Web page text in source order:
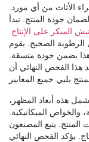
الأثاث من أي مورد.
جودة المنتج. تبدأ
المبكر على الإنتاج
الرطوبة الصحيح. يقوم
يضمن جودة متسقة.
هذا الفحص النهائي أن
هذه أبعاد المظهر،
والخواص الميكانيكية.
المنتج. يتبع المصنعون
يؤكد الفحص النهائي